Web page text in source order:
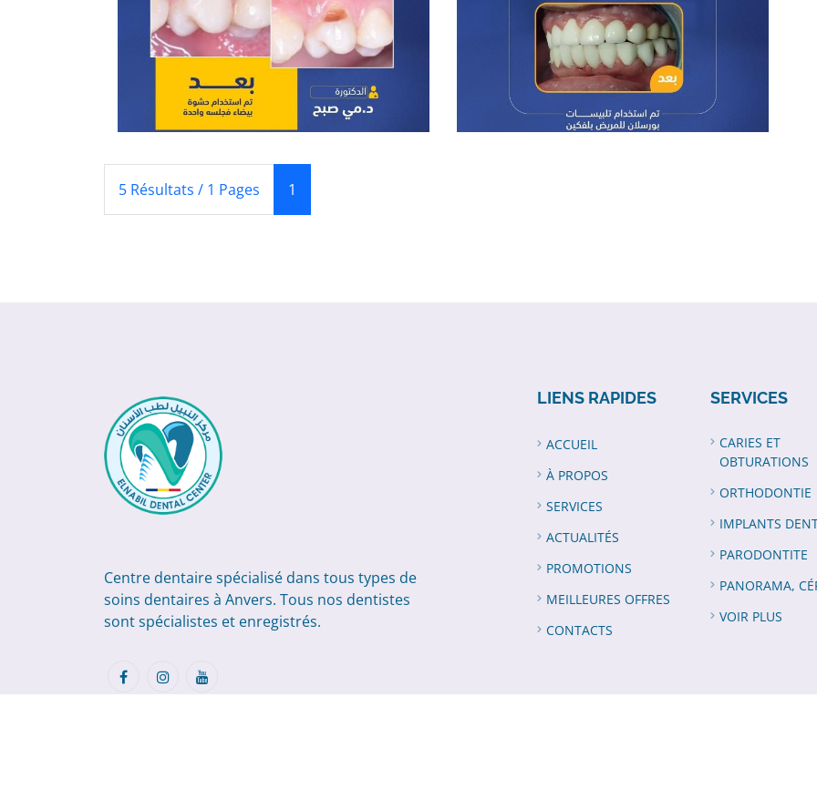
5 Résultats / 1 Pages 1
Centre dentaire spécialisé dans tous types de
soins dentaires à Anvers. Tous nos dentistes
sont spécialistes et enregistrés.
LIENS RAPIDES
ACCUEIL
À PROPOS
SERVICES
ACTUALITÉS
PROMOTIONS
MEILLEURES OFFRES
CONTACTS
SERVICES
CARIES ET
OBTURATIONS
ORTHODONTIE
IMPLANTS
PARODONTITE
PANORAMA,
VOIR PLUS